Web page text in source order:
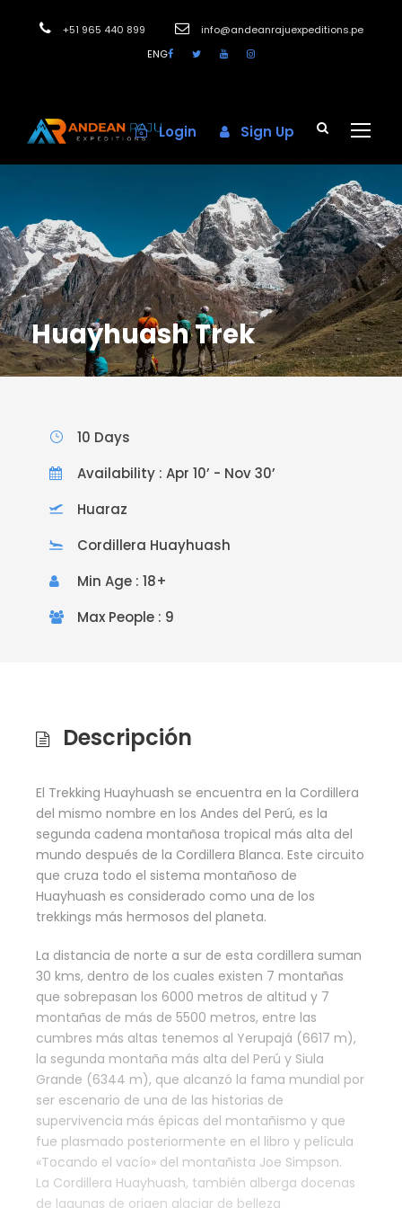
+51 965 440 899
info@andeanrajuexpeditions.pe
ENG
Login Sign Up
Huayhuash Trek
10 Days
Availability : Apr 10’ - Nov 30’
Huaraz
Cordillera Huayhuash
Min Age : 18+
Max People : 9
Descripción
El Trekking Huayhuash se encuentra en la Cordillera
del mismo nombre en los Andes del Perú, es la
segunda cadena montañosa tropical más alta del
mundo después de la Cordillera Blanca. Este circuito
que cruza todo el sistema montañoso de
Huayhuash es considerado como una de los
trekkings más hermosos del planeta.
La distancia de norte a sur de esta cordillera suman
30 kms, dentro de los cuales existen 7 montañas
que sobrepasan los 6000 metros de altitud y 7
montañas de más de 5500 metros, entre las
cumbres más altas tenemos al Yerupajá (6617 m),
la segunda montaña más alta del Perú y Siula
Grande (6344 m), que alcanzó la fama mundial por
ser escenario de una de las historias de
supervivencia más épicas del montañismo y que
fue plasmado posteriormente en el libro y película
«Tocando el vacío» del montañista Joe Simpson.
La Cordillera Huayhuash, también alberga docenas
de lagunas de origen glaciar de belleza